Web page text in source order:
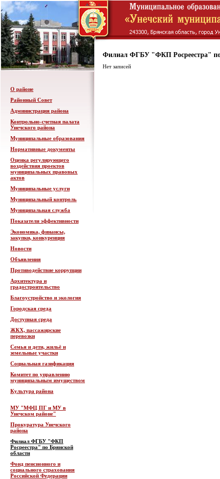
О районе
Районный Совет
Администрация района
Контрольно-счетная палата
Унечского района
Муниципальные образования
Нормативные документы
Оценка регулирующего
воздействия проектов
муниципальных правовых
актов
Муниципальные услуги
Муниципальный контроль
Муниципальная служба
Показатели эффективности
Экономика, финансы,
закупки, конкуренция
Новости
Объявления
Противодействие коррупции
Архитектура и
градостроительство
Благоустройство и экология
Городская среда
Доступная среда
ЖКХ, пассажирские
перевозки
Семья и дети, жильё и
земельные участки
Социальная газификация
Комитет по управлению
муниципальным имуществом
Культура района
МУ "МФЦ ПГ и МУ в
Унечском районе"
Прокуратура Унечского
района
Филиал ФГБУ "ФКП
Росреестра" по Брянской
области
Фонд пенсионного и
социального страхования
Российской Федерации
Филиал ФГБУ "ФКП Росреестра" по
Нет записей